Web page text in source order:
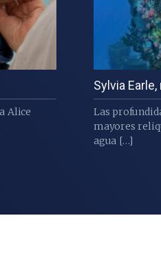
Alice
Sylvia
Las
mayores
agua […]